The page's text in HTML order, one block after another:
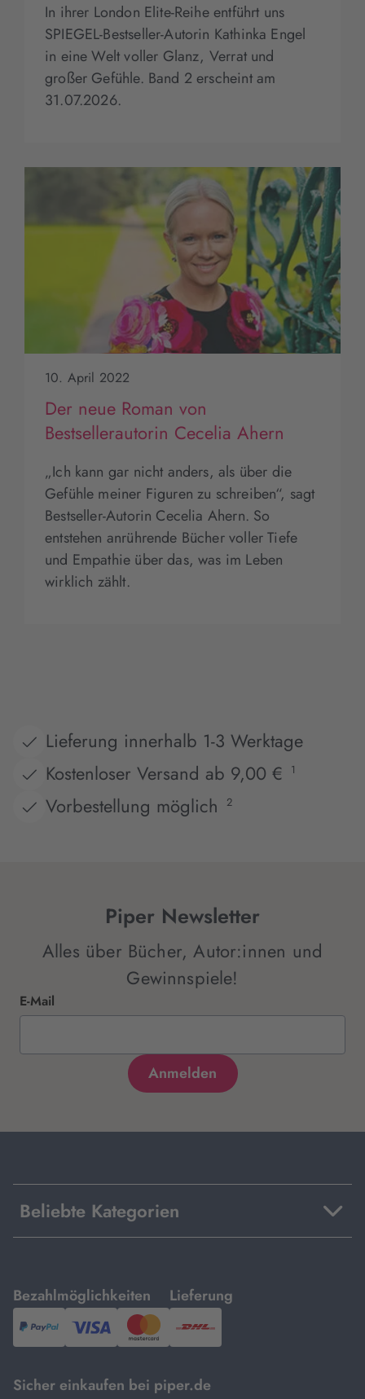
In ihrer London Elite-Reihe entführt uns
SPIEGEL-Bestseller-Autorin Kathinka Engel
in eine Welt voller Glanz, Verrat und
großer Gefühle. Band 2 erscheint am
31.07.2026.
10. April 2022
Der neue Roman von
Bestsellerautorin Cecelia Ahern
„Ich kann gar nicht anders, als über die
Gefühle meiner Figuren zu schreiben“, sagt
Bestseller-Autorin Cecelia Ahern. So
entstehen anrührende Bücher voller Tiefe
und Empathie über das, was im Leben
wirklich zählt.
Lieferung innerhalb 1-3 Werktage
Kostenloser Versand ab 9,00 €
1
Vorbestellung möglich 2
Piper Newsletter
Alles über Bücher, Autor:innen und
Gewinnspiele!
E-Mail
Beliebte Kategorien
Bezahlmöglichkeiten
mit
PayPal,Visa
und
Lieferung
mit
DHL.
Sicher einkaufen bei piper.de